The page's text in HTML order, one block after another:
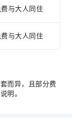
与大人同住
与大人同住
而异，且部分费
明。